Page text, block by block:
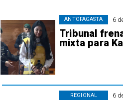
6
Tribunal
mixta para
ANTOFAGASTA
6
REGIONAL